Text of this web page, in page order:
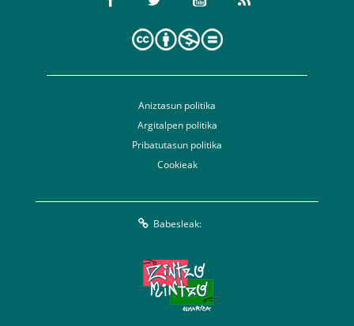
Aniztasun politika
Argitalpen politika
Pribatutasun politika
Cookieak
Babesleak: